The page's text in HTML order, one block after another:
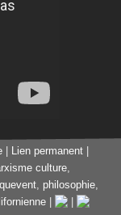
Lien permanent
culture
philosophie